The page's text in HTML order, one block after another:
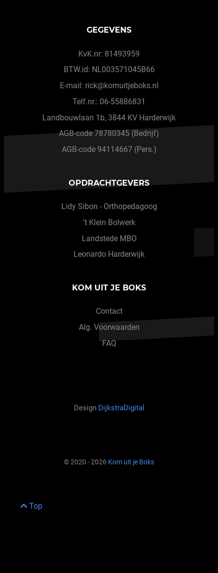
GEGEVENS
KvK.nr: 81493959
BTW.id: NL003571045B66
E-mail: rick@komuitjeboks.nl
Telf.nr.: 06-55886831
Landbouwlaan 1b, 3844 KV Harderwijk
AGB-code 78780345 (Bedrijf)
AGB-code 94114667 (Pers.)
OPDRACHTGEVERS
Lidy Sibon - Orthopedagoog
't Klein Bolwerk
Landstede MBO
Leonardo Harderwijk
KOM UIT JE BOKS
Contact
Alg. Voorwaarden
FAQ
DesignDijkstraDigital
© 2020 - 2026 Kom uit je Boks
Top